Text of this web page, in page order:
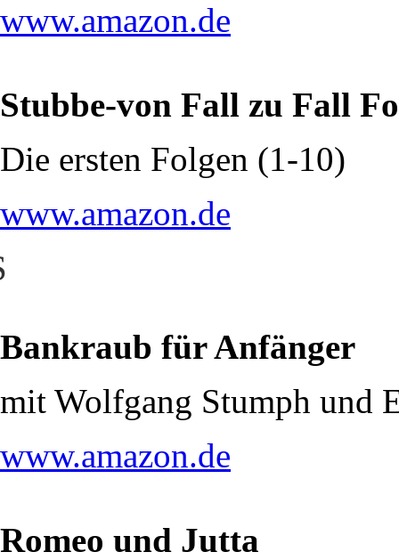
www.amazon.de
Stubbe-von Fall zu Fall
Die ersten Folgen (1-10)
www.amazon.de
Bankraub für Anfänger
mit Wolfgang Stumph und
www.amazon.de
Romeo und Jutta